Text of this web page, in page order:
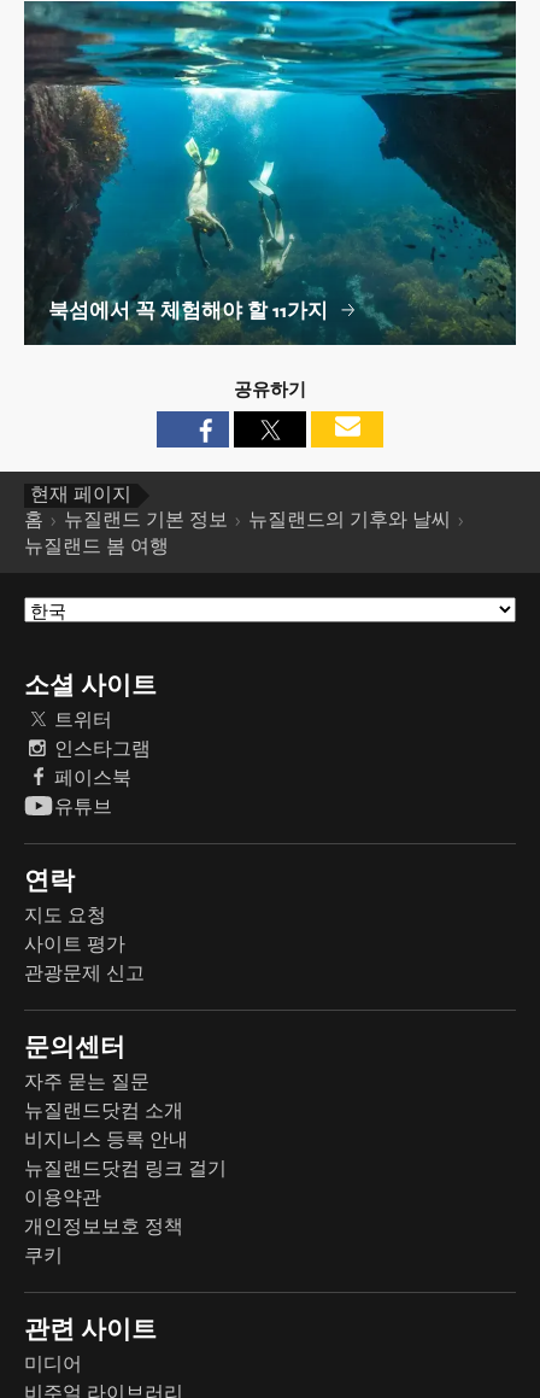
북섬에서 꼭 체험해야 할 11가지
공유하기
현재 페이지
홈
뉴질랜드 기본 정보
뉴질랜드의 기후와 날씨
뉴질랜드 봄 여행
소셜 사이트
트위터
인스타그램
페이스북
유튜브
연락
지도 요청
사이트 평가
관광문제 신고
문의센터
자주 묻는 질문
뉴질랜드닷컴 소개
비지니스 등록 안내
뉴질랜드닷컴 링크 걸기
이용약관
개인정보보호 정책
쿠키
관련 사이트
미디어